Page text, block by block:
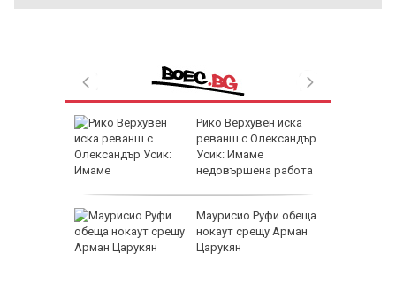
Рико Верхувен иска
реванш с Олександър
Усик: Имаме
недовършена работа
Маурисио Руфи обеща
нокаут срещу Арман
Царукян